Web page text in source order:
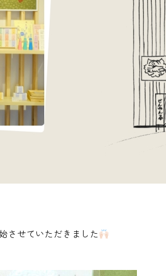
させていただきました